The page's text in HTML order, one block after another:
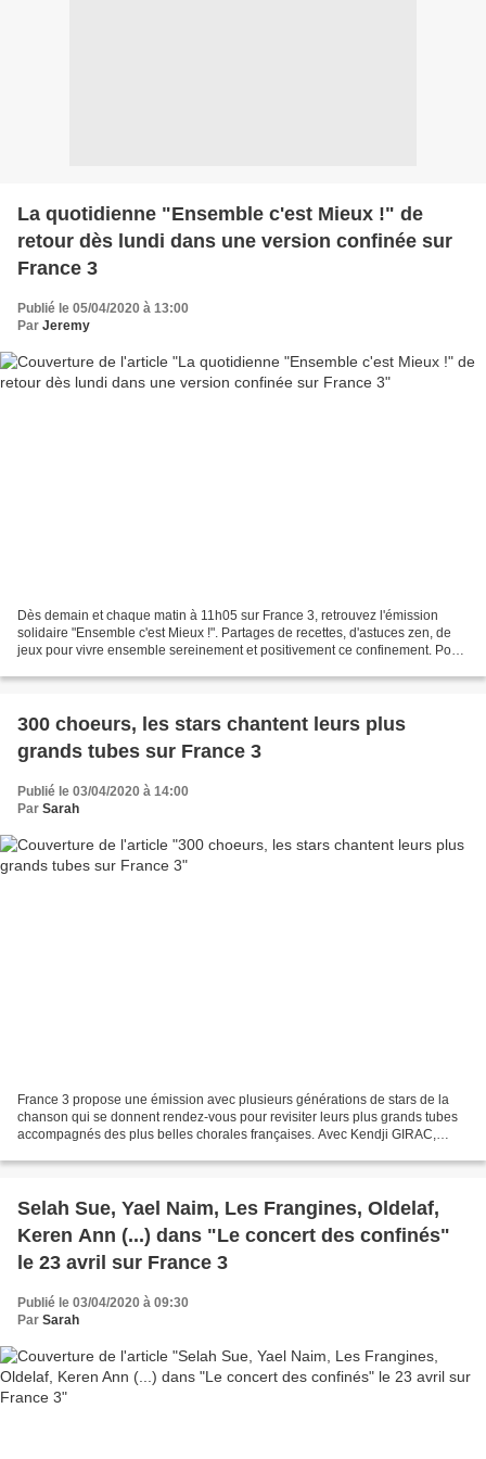
La quotidienne "Ensemble c'est Mieux !" de
retour dès lundi dans une version confinée sur
France 3
Publié le 05/04/2020 à 13:00
Par Jeremy
Dès demain et chaque matin à 11h05 sur France 3, retrouvez l'émission
solidaire "Ensemble c'est Mieux !". Partages de recettes, d'astuces zen, de
jeux pour vivre ensemble sereinement et positivement ce confinement. Pour
300 choeurs, les stars chantent leurs plus
grands tubes sur France 3
Publié le 03/04/2020 à 14:00
Par Sarah
France 3 propose une émission avec plusieurs générations de stars de la
chanson qui se donnent rendez-vous pour revisiter leurs plus grands tubes
accompagnés des plus belles chorales françaises. Avec Kendji GIRAC,
Selah Sue, Yael Naim, Les Frangines, Oldelaf,
Keren Ann (...) dans "Le concert des confinés"
le 23 avril sur France 3
Publié le 03/04/2020 à 09:30
Par Sarah